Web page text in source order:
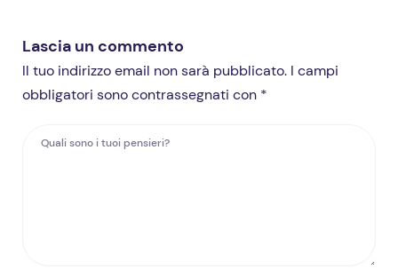
Lascia un commento
Il tuo indirizzo email non sarà pubblicato. I campi
obbligatori sono contrassegnati con *